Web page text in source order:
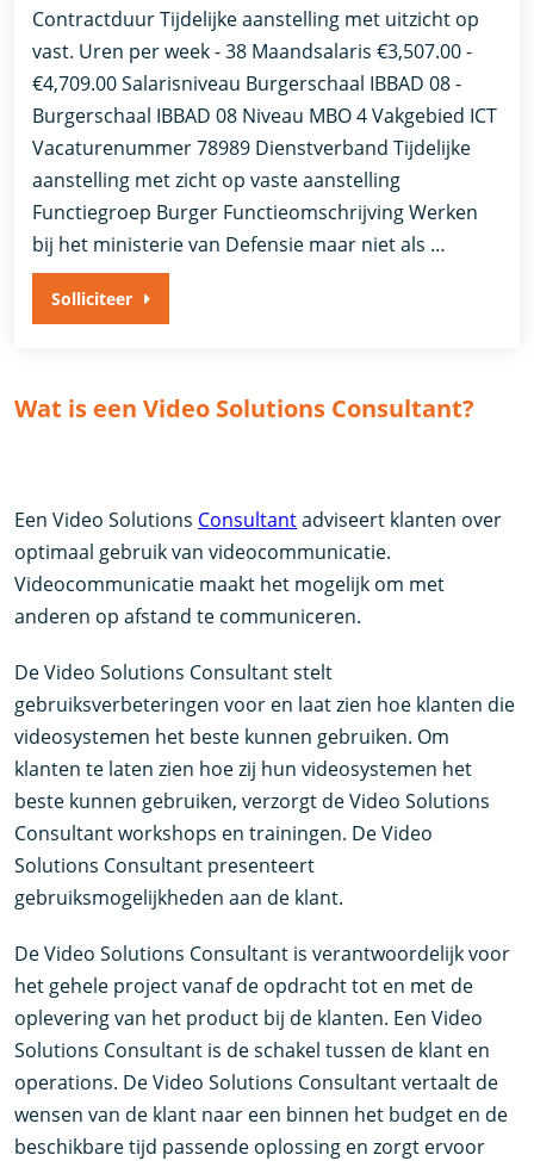
Contractduur Tijdelijke aanstelling met uitzicht op
vast. Uren per week - 38 Maandsalaris €3,507.00 -
€4,709.00 Salarisniveau Burgerschaal IBBAD 08 -
Burgerschaal IBBAD 08 Niveau MBO 4 Vakgebied ICT
Vacaturenummer 78989 Dienstverband ​Tijdelijke
aanstelling met zicht op vaste aanstelling​
Functiegroep Burger Functieomschrijving Werken
bij het ministerie van Defensie maar niet als …
Solliciteer
Wat is een Video Solutions Consultant?
Een Video Solutions Consultantadviseert klanten over
optimaal gebruik van videocommunicatie.
Videocommunicatie maakt het mogelijk om met
anderen op afstand te communiceren.
De Video Solutions Consultant stelt
gebruiksverbeteringen voor en laat zien hoe klanten die
videosystemen het beste kunnen gebruiken. Om
klanten te laten zien hoe zij hun videosystemen het
beste kunnen gebruiken, verzorgt de Video Solutions
Consultant workshops en trainingen. De Video
Solutions Consultant presenteert
gebruiksmogelijkheden aan de klant.
De Video Solutions Consultant is verantwoordelijk voor
het gehele project vanaf de opdracht tot en met de
oplevering van het product bij de klanten. Een Video
Solutions Consultant is de schakel tussen de klant en
operations. De Video Solutions Consultant vertaalt de
wensen van de klant naar een binnen het budget en de
beschikbare tijd passende oplossing en zorgt ervoor